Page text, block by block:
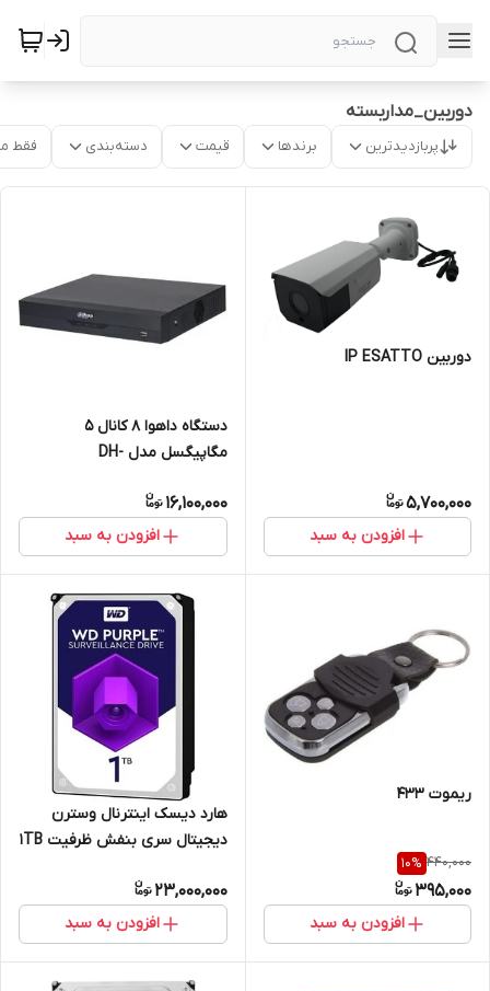
دوربین_مداربسته
پربازدیدترین برندها قیمت دسته‌بندی فقط
دوربین IP ESATTO
5,700,000
افزودن به سبد
دستگاه داهوا 8 کانال 5
مگاپیگسل مدل DH-
16,100,000
افزودن به سبد
ریموت 433
440,000
10%
395,000
افزودن به سبد
هارد دیسک اینترنال وسترن
دیجیتال سری بنفش ظرفیت 1TB
23,000,000
افزودن به سبد